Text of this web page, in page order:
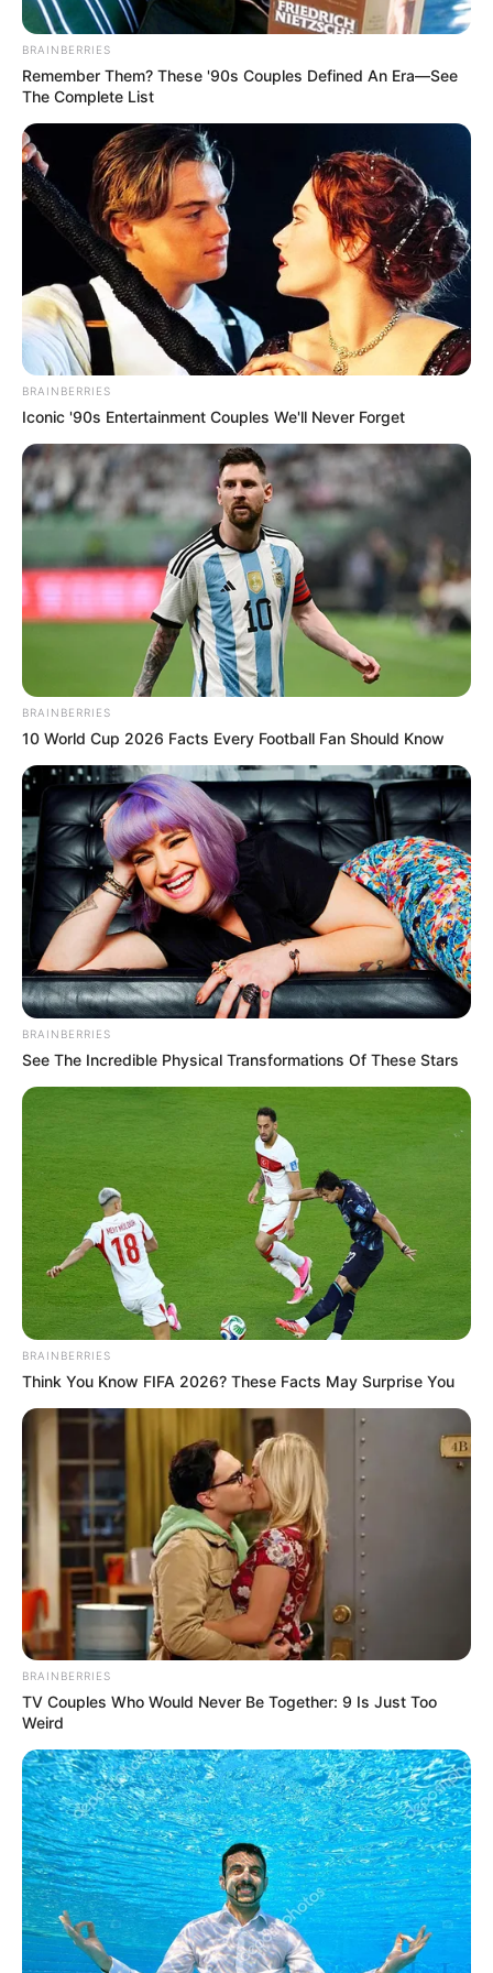
ΑΠΟΨΕΙΣ ΙΣΤΟΡΙΑ
Ο ΠΡΑΓΜΑΤΙΚΟΣ ΕΧΘΡΟΣ ΕΙΝΑΙ ΜΕΣΑ
ΜΑΣ. ΕΙΝΑΙ ΚΟΜΜΑΤΙ ΑΠΟ ΤΟΝ
ΕΓΩΚΕΝΤΡΙΣΜΟ ΜΑΣ.
ΜΟΛΙΣ ΟΙ ΑΝΘΡΩΠΟΙ ΚΑΙ ΕΙΔΙΚΑ ΟΙ ΕΛΛΗΝΕΣ ΚΑΤΑΛΑΒΟΥΝ
ΠΟΙΟΣ ΠΡΑΓΜΑΤΙΚΑ ΕΙΝΑΙ Ο ΕΧΘΡΟΣ, ΤΟ ΣΟΚ ΠΟΥ ΘΑ
ΠΑΘΟΥΝ ΘΑ ΕΙΝΑΙ ΤΟΣΟ ΜΕΓΑΛΟ ΠΟΥ ΚΑΝΕΙΣ ΔΕΝ...
ΚΟΙΝΩΝΙΚΑ ΔΙΚΤΥΑ
YOUTUBE ΕΓΓΡΑΦΕΊΤΕ
EMAIL ΑΚΟΛΟΥΘΉΣΤΕ
ΣΠΑΜΕ ΤΟ ΜΑΤΡΙΞ – ΤΟ ΒΙΒΛΙΟ
BRAINBERRIES
Remember Them? These '90s Couples Defined An Era—See
The Complete List
BRAINBERRIES
Iconic '90s Entertainment Couples We'll Never Forget
BRAINBERRIES
10 World Cup 2026 Facts Every Football Fan Should Know
BRAINBERRIES
See The Incredible Physical Transformations Of These Stars
BRAINBERRIES
Think You Know FIFA 2026? These Facts May Surprise You
BRAINBERRIES
TV Couples Who Would Never Be Together: 9 Is Just Too
Weird